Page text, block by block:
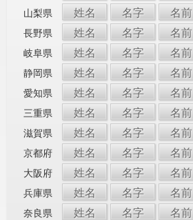
山梨県 姓名 名字 名前
長野県 姓名 名字 名前
岐阜県 姓名 名字 名前
静岡県 姓名 名字 名前
愛知県 姓名 名字 名前
三重県 姓名 名字 名前
滋賀県 姓名 名字 名前
京都府 姓名 名字 名前
大阪府 姓名 名字 名前
兵庫県 姓名 名字 名前
奈良県 姓名 名字 名前